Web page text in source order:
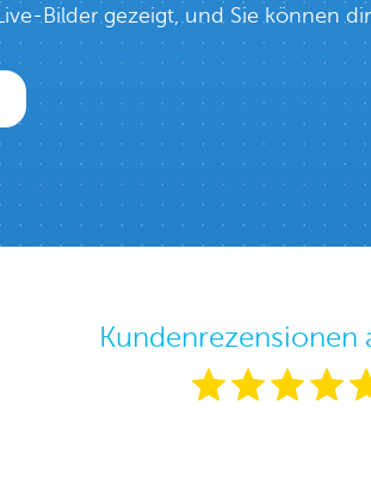
Bilder gezeigt, und Sie können
Kundenrezensionen